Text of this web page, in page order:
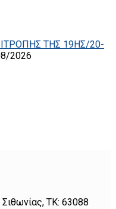
ΤΗΣ 19ΗΣ/20-
2026
ΤΚ: 63088